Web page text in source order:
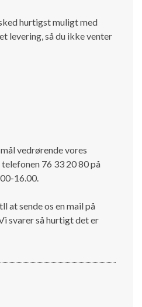
hurtigst muligt med
levering, så du ikke venter
vedrørende vores
76 33 20 80 på
16.00.
at sende os en mail på
svarer så hurtigt det er